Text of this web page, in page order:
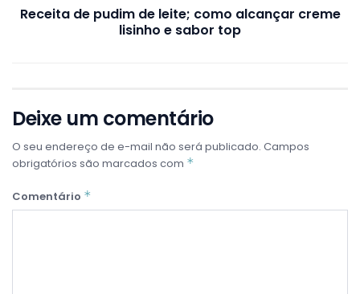
Receita de pudim de leite; como alcançar creme
lisinho e sabor top
Deixe um comentário
O seu endereço de e-mail não será publicado. Campos
obrigatórios são marcados com *
Comentário *